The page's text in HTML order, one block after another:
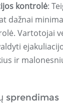
kontrolė:
dažnai
Vartotojai
ir
sprendimas